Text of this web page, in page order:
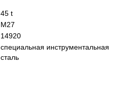
45 t
M27
14920
специальная инструментальная
сталь